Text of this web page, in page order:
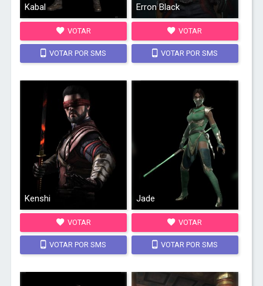
Kabal
VOTAR
VOTAR POR SMS
Erron Black
VOTAR
VOTAR POR SMS
Kenshi
VOTAR
VOTAR POR SMS
Jade
VOTAR
VOTAR POR SMS